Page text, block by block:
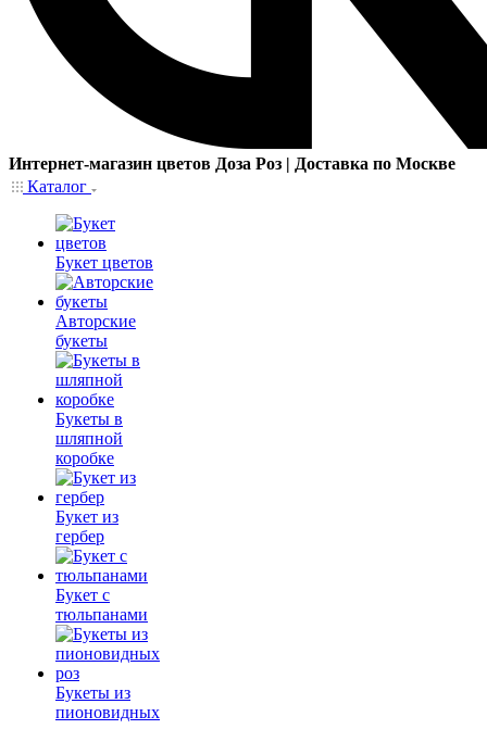
Интернет-магазин цветов Доза Роз | Доставка по Москве
Каталог
Букет цветов
Авторские
букеты
Букеты в
шляпной
коробке
Букет из
гербер
Букет с
тюльпанами
Букеты из
пионовидных